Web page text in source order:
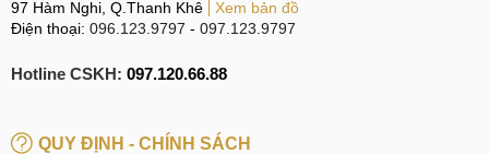
97 Hàm Nghi, Q.Thanh Khê
Xem bản đồ
Điện thoại: 096.123.9797 - 097.123.9797
Hotline CSKH: 097.120.66.88
QUY ĐỊNH - CHÍNH SÁCH